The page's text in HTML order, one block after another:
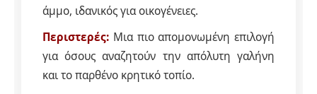
άμμο, ιδανικός για οικογένειες.
Περιστερές: Μια πιο απομονωμένη επιλογή
για όσους αναζητούν την απόλυτη γαλήνη
και το παρθένο κρητικό τοπίο.